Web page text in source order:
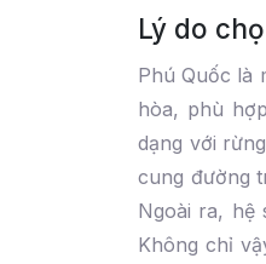
Lý do
Phú Quốc là
hòa, phù
dạng với
cung đường
Ngoài ra, hệ
Không chỉ